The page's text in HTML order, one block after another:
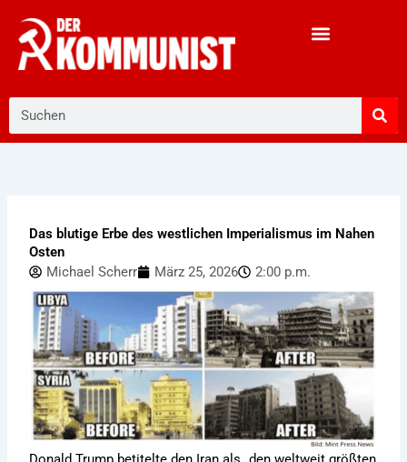
Inhalt
springen
Das blutige Erbe des westlichen Imperialismus im Nahen
Osten
Michael Scherr
März 25, 2026 2:00 p.m.